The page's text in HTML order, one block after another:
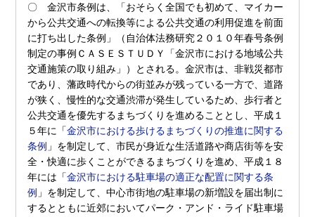
〇 金沢市条例は、「おそらく全国でも初めて、マイカー
から公共交通への転換等による公共交通の利用促進を前面
に打ち出した条例」（自治体法務研究２０１０年春号条例
制定の事例ＣＡＳＥＳＴＵＤＹ「金沢市における地域公共
交通施策の取り組み」）とされる。金沢市は、非戦災都市
であり、藩政時代からの街並みが残っている一方で、道路
が狭く、慢性的な交通渋滞が発生しているため、歩行者と
公共交通を優先するまちづくりを進めることとし、平成１
５年に「金沢市における歩けるまちづくりの推進に関する
条例 」を制定して、市民が身近な生活道路や商店街等を安
全・快適に歩くことができるまちづくりを進め、平成１８
年には「金沢市における駐車場の適正な配置に関する条
例 」を制定して、中心市街地の駐車場の新増設を届出制に
するとともに近郊においてパーク・アンド・ライド駐車場